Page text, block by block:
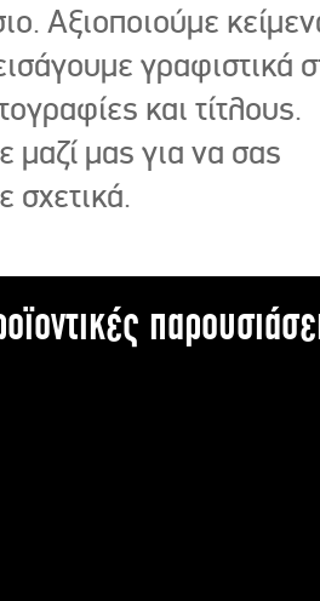
Αξιοποιούμε
γραφιστικά
και τίτλους.
μαζί μας για να σας